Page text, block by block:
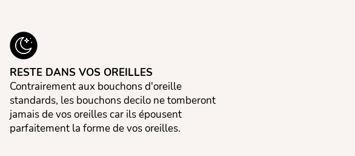
RESTE DANS VOS OREILLES
Contrairement aux bouchons d'oreille
standards, les bouchons decilo ne tomberont
jamais de vos oreilles car ils épousent
parfaitement la forme de vos oreilles.